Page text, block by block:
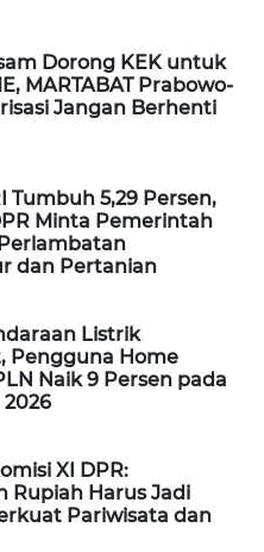
Dorong KEK untuk
MARTABAT Prabowo-
Jangan Berhenti
Tumbuh 5,29 Persen,
Minta Pemerintah
dan Pertanian
Listrik
Pengguna Home
Naik 9 Persen pada
XI DPR:
Rupiah Harus Jadi
Pariwisata dan